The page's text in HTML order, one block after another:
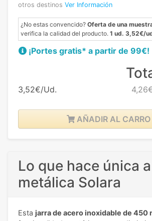
otros destinos Ver Información
¿No estas convencido? Oferta de una
verifica la calidad del producto. 1 ud. 3,52€/
¡Portes gratis* a partir de 99€!
3,52€/Ud.
AÑADIR AL CARRO
Lo que hace única
metálica Solara
Esta jarra de acero inoxidable de 450